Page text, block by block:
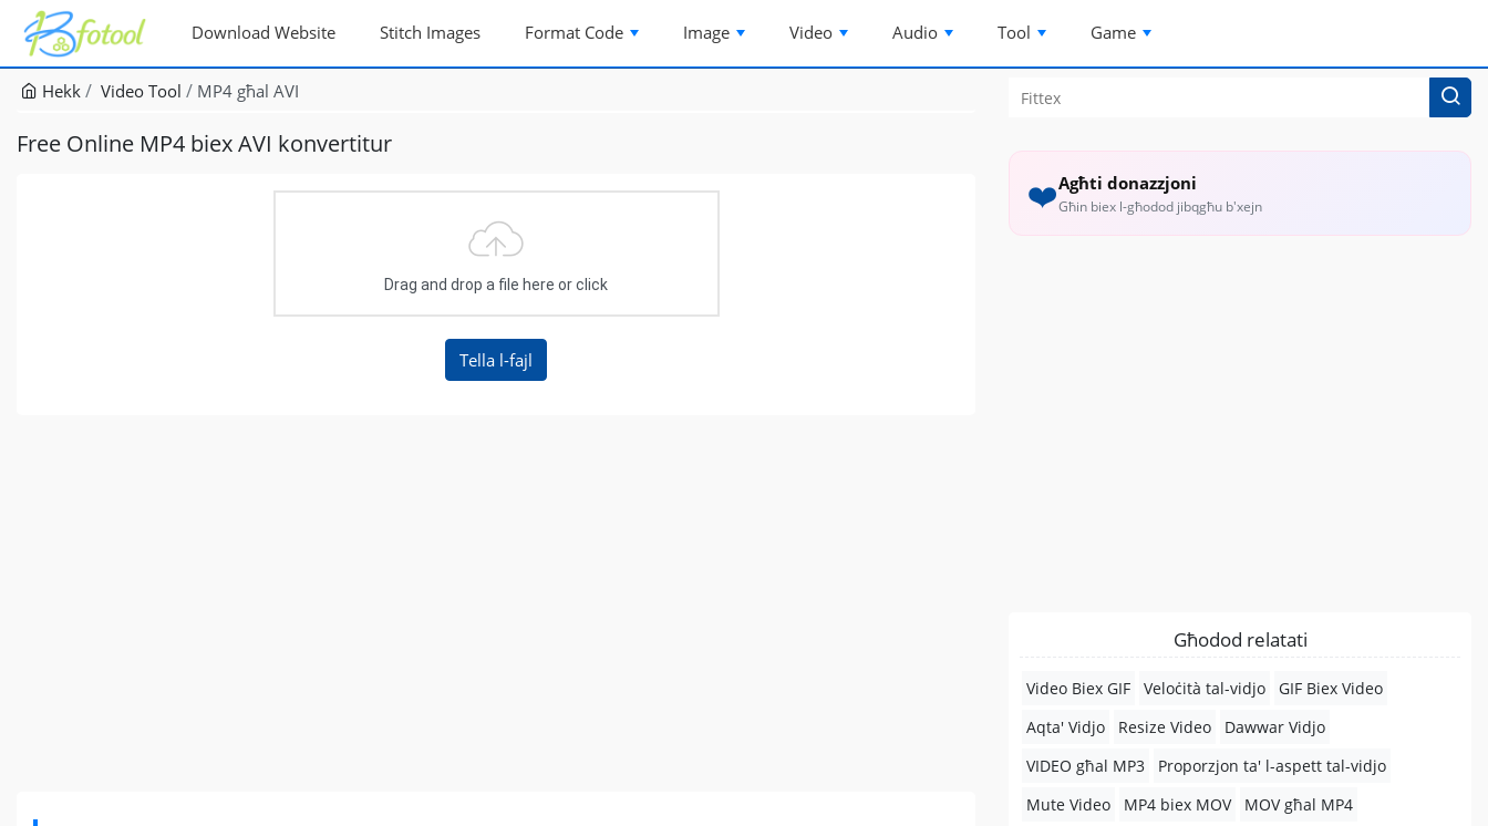
Download Website Stitch Images Format Code Image Video Audio Tool Game
Hekk Video Tool MP4 għal AVI
Free Online MP4 biex AVI konvertitur
Drag and drop a file here or click
❤️Agħti donazzjoni
Għin biex l-għodod jibqgħu b'xejn
Għodod relatati
Video Biex GIF Veloċità tal-vidjo
GIF Biex Video
Aqta' Vidjo
Resize Video
Dawwar Vidjo
VIDEO għal MP3
Proporzjon ta' l-aspett tal-vidjo
Mute Video
MP4 biex MOV
MOV għal MP4